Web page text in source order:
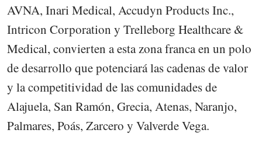
AVNA, Inari Medical, Accudyn Products Inc.,
Intricon Corporation y Trelleborg Healthcare &
Medical, convierten a esta zona franca en un polo
de desarrollo que potenciará las cadenas de valor
y la competitividad de las comunidades de
Alajuela, San Ramón, Grecia, Atenas, Naranjo,
Palmares, Poás, Zarcero y Valverde Vega.